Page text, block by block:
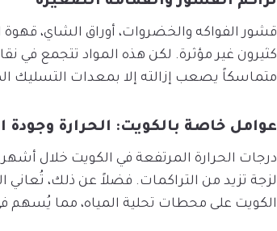
قشور الفواكه والخضروات، أوراق الشاي، قهوة
كثيرون غير مؤثرة. لكن هذه المواد تتجمع في
متماسكاً يصعب إزالته إلا بمعدات التسليك
عوامل خاصة بالكويت: الحرارة وجودة
درجات الحرارة المرتفعة في الكويت خلال أشهر
لزجة تزيد من التراكمات. فضلاً عن ذلك، تُعاني
الكويت على محطات تحلية المياه، مما يُسهم